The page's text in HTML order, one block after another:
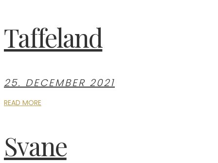
Taffeland
25. DECEMBER 2021
READ MORE
Svane